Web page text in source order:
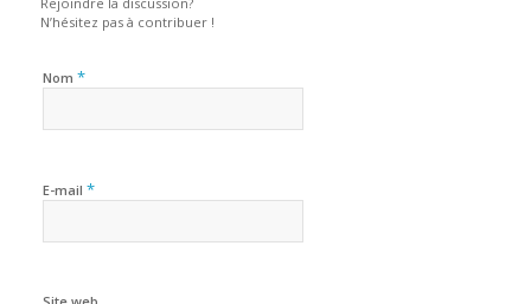
N’hésitez pas à contribuer !
Nom *
E-mail *